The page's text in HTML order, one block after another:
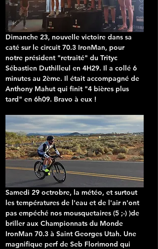
Dimanche 23, nouvelle victoire dans sa
caté sur le circuit 70.3 IronMan, pour
notre président "retraité" du Trityc
Sébastien Duthilleul en 4H29. Il a collé 6
minutes au 2ème. Il était accompagné de
Anthony Mahut qui finit "4 bières plus
tard" en 6h09. Bravo à eux !
Samedi 29 octrobre, la météo, et surtout
les températures de l'eau et de l'air n'ont
pas empéché nos mousquetaires (5 ;-) )de
briller aux Championnats du Monde
IronMan 70.3 à Saint Georges Utah. Une
magnifique perf de Seb Florimond qui